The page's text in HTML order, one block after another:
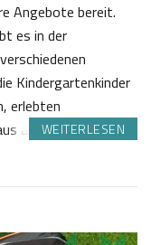
Angebote bereit.
es in der
Kindergartenkinder
erlebten
auf der…
WEITERLESEN